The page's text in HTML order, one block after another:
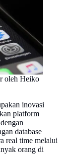
oleh Heiko
inovasi
platform
database
real time melalui
orang di